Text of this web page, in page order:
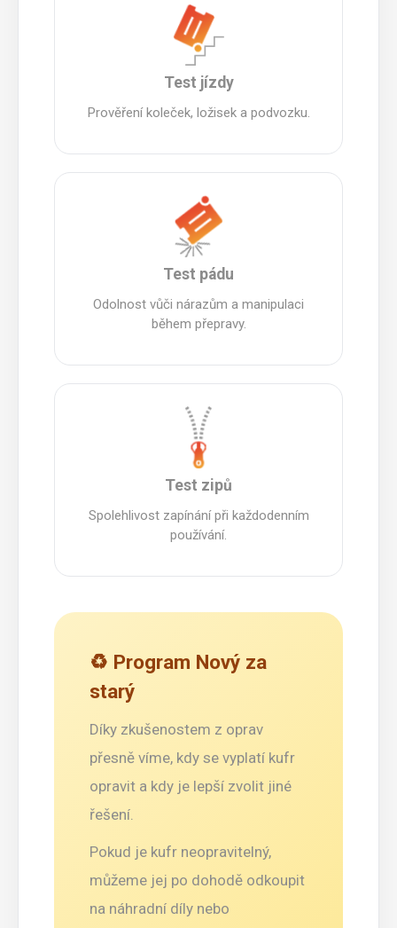
Test jízdy
Prověření koleček, ložisek a podvozku.
Test pádu
Odolnost vůči nárazům a manipulaci
během přepravy.
Test zipů
Spolehlivost zapínání při každodenním
používání.
♻️ Program Nový za
starý
Díky zkušenostem z oprav
přesně víme, kdy se vyplatí kufr
opravit a kdy je lepší zvolit jiné
řešení.
Pokud je kufr neopravitelný,
můžeme jej po dohodě odkoupit
na náhradní díly nebo